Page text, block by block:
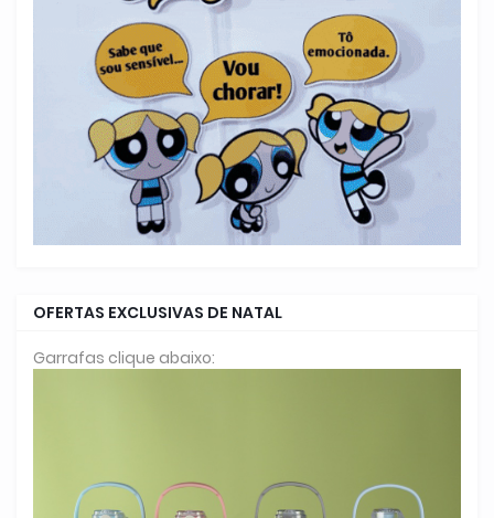
OFERTAS EXCLUSIVAS DE NATAL
Garrafas clique abaixo: